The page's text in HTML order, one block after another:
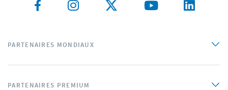
PARTENAIRES MONDIAUX
PARTENAIRES PREMIUM